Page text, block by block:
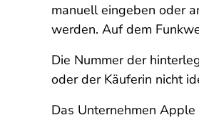
manuell eingeben oder
werden. Auf dem
Die Nummer der
oder der Käuferin nicht
Das Unternehmen